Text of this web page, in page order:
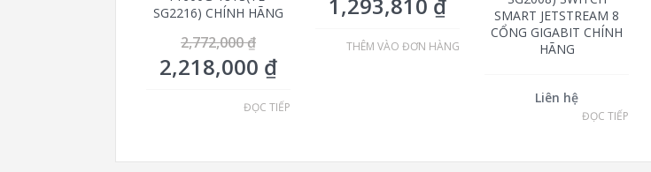
SG2216) CHÍNH HÃNG
2,772,000₫
2,218,000 ₫
ĐỌC TIẾP
1,293,810 ₫
THÊM VÀO ĐƠN HÀNG
SMART JETSTREAM 8
CỔNG GIGABIT CHÍNH
HÃNG
Liên hệ
ĐỌC TIẾP